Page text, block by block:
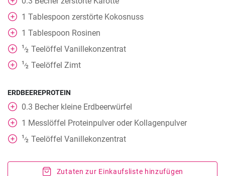
1 Tablespoon zerstörte Kokosnuss
1 Tablespoon Rosinen
1⁄2 Teelöffel Vanillekonzentrat
1⁄2 Teelöffel Zimt
ERDBEEREPROTEIN
0.3 Becher kleine Erdbeerwürfel
1 Messlöffel Proteinpulver oder Kollagenpulver
1⁄2 Teelöffel Vanillekonzentrat
Zutaten zur Einkaufsliste hinzufügen